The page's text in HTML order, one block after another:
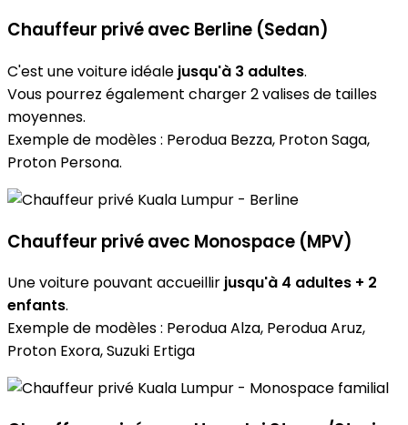
Chauffeur privé avec Berline (Sedan)
C'est une voiture idéale jusqu'à 3 adultes.
Vous pourrez également charger 2 valises de tailles
moyennes.
Exemple de modèles : Perodua Bezza, Proton Saga,
Proton Persona.
Chauffeur privé avec Monospace (MPV)
Une voiture pouvant accueillir jusqu'à 4 adultes + 2
enfants.
Exemple de modèles : Perodua Alza, Perodua Aruz,
Proton Exora, Suzuki Ertiga